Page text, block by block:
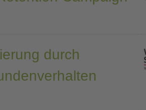
durch